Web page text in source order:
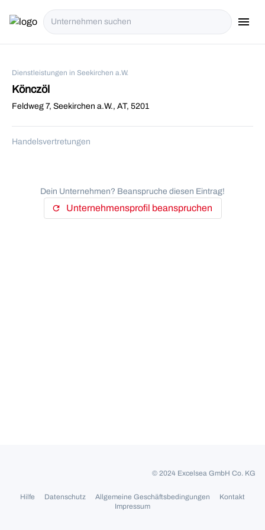
menu
Dienstleistungen in Seekirchen a.W.
Könczöl
Feldweg 7, Seekirchen a.W., AT, 5201
Handelsvertretungen
Dein Unternehmen? Beanspruche diesen Eintrag!
refresh Unternehmensprofil beanspruchen
© 2024 Excelsea GmbH Co. KG
Hilfe Datenschutz Allgemeine Geschäftsbedingungen
Kontakt
Impressum